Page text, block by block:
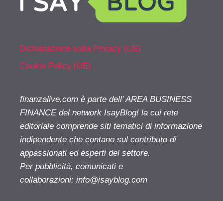
Dichiarazione sulla Privacy (UE)
Cookie Policy (UE)
finanzalive.com è parte dell' AREA BUSINESS
FINANCE del network IsayBlog! la cui rete
editoriale comprende siti tematici di informazione
indipendente che contano sul contributo di
appassionati ed esperti del settore.
Per pubblicità, comunicati e
collaborazioni: info@isayblog.com